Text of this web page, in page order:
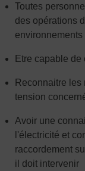
Toutes
des opérations
Etre capable
Reconnaitre
tension
Avoir une
l'électricité et
raccordement
il doit intervenir